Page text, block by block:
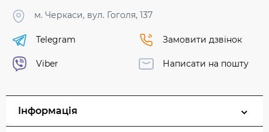
м. Черкаси, вул. Гоголя, 137
Telegram
Viber
Замовити дзвінок
Написати на пошту
Інформація